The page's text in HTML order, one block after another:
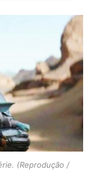
(Reprodução /